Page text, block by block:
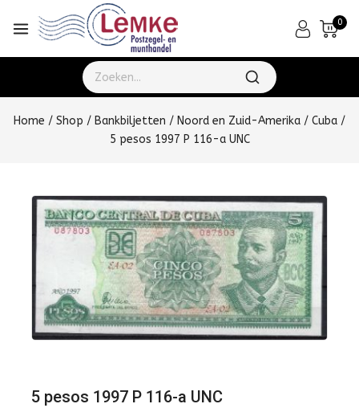
0
Home / Shop / Bankbiljetten / Noord en Zuid-Amerika / Cuba /
5 pesos 1997 P 116-a UNC
5 pesos 1997 P 116-a UNC